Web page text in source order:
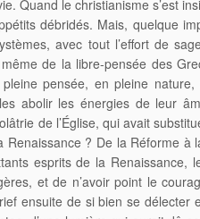
Quand le christianisme s’est
débridés. Mais, quelque
avec tout l’effort de
de la libre-pensée des
pensée, en pleine
abolir les énergies de leur
de l’Église, qui avait
? De la Réforme
esprits de la
et de n’avoir point le
ensuite de si bien se